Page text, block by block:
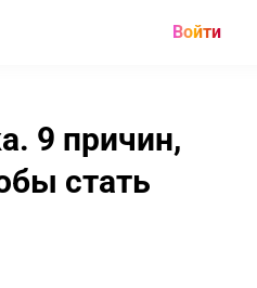
Войти
9 причин,
стать